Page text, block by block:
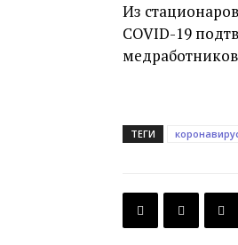
Из
COVID-19
ТЕГИ